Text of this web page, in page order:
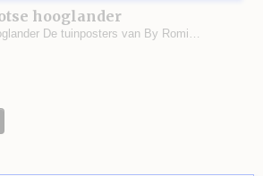
hooglander
De tuinposters van By Romi…